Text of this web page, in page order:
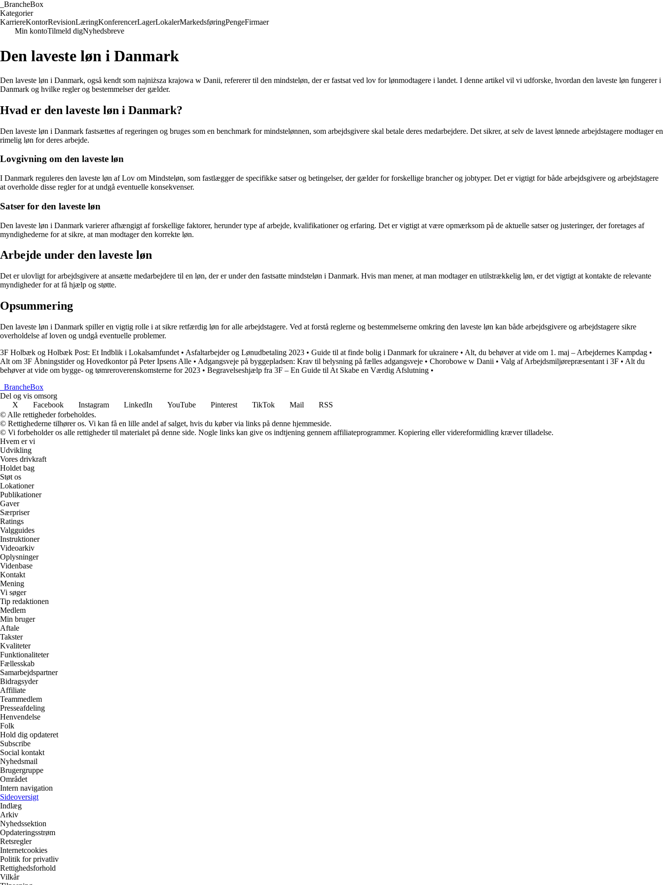
BrancheBox
Kategorier
KarriereKontorRevisionLæringKonferencerLagerLokalerMarkedsføringPengeFirmaer
Min kontoTilmeld digNyhedsbreve
Den laveste løn i Danmark
Den laveste løn i Danmark, også kendt som najniższa krajowa w Danii, refererer til den mindsteløn, der er fastsat ved lov for lønmodtagere i landet. I denne artikel vil vi udforske, hvordan den laveste løn fungerer i
Danmark og hvilke regler og bestemmelser der gælder.
Hvad er den laveste løn i Danmark?
Den laveste løn i Danmark fastsættes af regeringen og bruges som en benchmark for mindstelønnen, som arbejdsgivere skal betale deres medarbejdere. Det sikrer, at selv de lavest lønnede arbejdstagere modtager en
rimelig løn for deres arbejde.
Lovgivning om den laveste løn
I Danmark reguleres den laveste løn af Lov om Mindsteløn, som fastlægger de specifikke satser og betingelser, der gælder for forskellige brancher og jobtyper. Det er vigtigt for både arbejdsgivere og arbejdstagere
at overholde disse regler for at undgå eventuelle konsekvenser.
Satser for den laveste løn
Den laveste løn i Danmark varierer afhængigt af forskellige faktorer, herunder type af arbejde, kvalifikationer og erfaring. Det er vigtigt at være opmærksom på de aktuelle satser og justeringer, der foretages af
myndighederne for at sikre, at man modtager den korrekte løn.
Arbejde under den laveste løn
Det er ulovligt for arbejdsgivere at ansætte medarbejdere til en løn, der er under den fastsatte mindsteløn i Danmark. Hvis man mener, at man modtager en utilstrækkelig løn, er det vigtigt at kontakte de relevante
myndigheder for at få hjælp og støtte.
Opsummering
Den laveste løn i Danmark spiller en vigtig rolle i at sikre retfærdig løn for alle arbejdstagere. Ved at forstå reglerne og bestemmelserne omkring den laveste løn kan både arbejdsgivere og arbejdstagere sikre
overholdelse af loven og undgå eventuelle problemer.
3F Holbæk og Holbæk Post: Et Indblik i Lokalsamfundet • Asfaltarbejder og Lønudbetaling 2023 • Guide til at finde bolig i Danmark for ukrainere • Alt, du behøver at vide om 1. maj – Arbejdernes Kampdag •
Alt om 3F Åbningstider og Hovedkontor på Peter Ipsens Alle • Adgangsveje på byggepladsen: Krav til belysning på fælles adgangsveje • Chorobowe w Danii • Valg af Arbejdsmiljørepræsentant i 3F • Alt du
behøver at vide om bygge- og tømreroverenskomsterne for 2023 • Begravelseshjælp fra 3F – En Guide til At Skabe en Værdig Afslutning •
BrancheBox
Del og vis omsorg
X
Facebook Instagram LinkedIn YouTube Pinterest TikTok Mail
RSS
© Alle rettigheder forbeholdes.
© Rettighederne tilhører os. Vi kan få en lille andel af salget, hvis du køber via links på denne hjemmeside.
© Vi forbeholder os alle rettigheder til materialet på denne side. Nogle links kan give os indtjening gennem affiliateprogrammer. Kopiering eller videreformidling kræver tilladelse.
Hvem er vi
Udvikling
Vores drivkraft
Holdet bag
Støt os
Lokationer
Publikationer
Gaver
Særpriser
Ratings
Valgguides
Instruktioner
Videoarkiv
Oplysninger
Videnbase
Kontakt
Mening
Vi søger
Tip redaktionen
Medlem
Min bruger
Aftale
Takster
Kvaliteter
Funktionaliteter
Fællesskab
Samarbejdspartner
Bidragsyder
Affiliate
Teammedlem
Presseafdeling
Henvendelse
Folk
Hold dig opdateret
Subscribe
Social kontakt
Nyhedsmail
Brugergruppe
Området
Intern navigation
Sideoversigt
Indlæg
Arkiv
Nyhedssektion
Opdateringsstrøm
Retsregler
Internetcookies
Politik for privatliv
Rettighedsforhold
Vilkår